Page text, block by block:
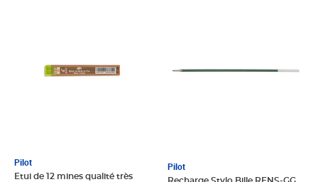
Pilot
Etui de 12 mines qualité très
Pilot